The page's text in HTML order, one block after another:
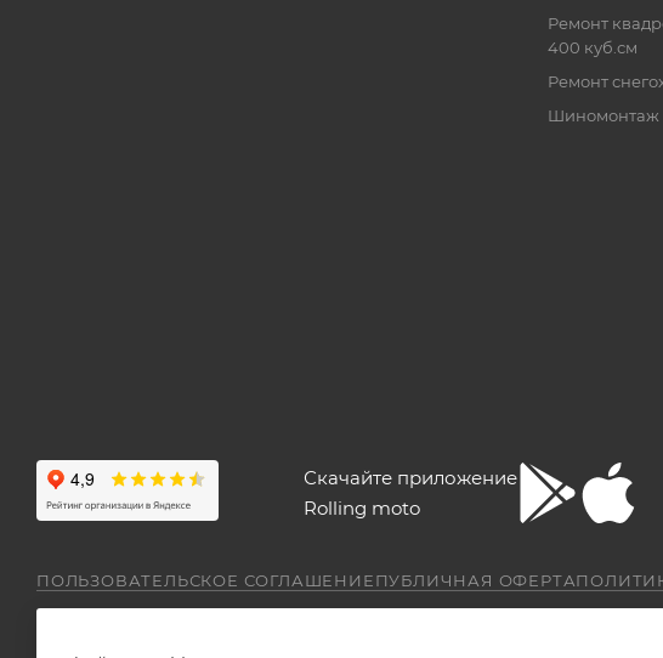
Ремонт
400 куб.см
Ремонт
Шиномонтаж
Скачайте приложение
Rolling moto
ПОЛЬЗОВАТЕЛЬСКОЕ СОГЛАШЕНИЕПУБЛИЧНАЯ ОФЕРТА